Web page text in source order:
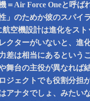
＝Air Force Oneと呼ば
」のためか彼のスパイ
航空機設計は進化をス
クターがいないと、進
差は相当にあるという
舞台の主役が異なれば
ジェクトでも役割分担
アナタでしょ、みたい